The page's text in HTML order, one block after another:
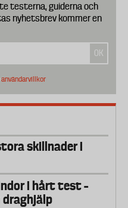
testerna, guiderna och
nyhetsbrev kommer en
användarvillkor
skillnader i
i hårt test –
draghjälp